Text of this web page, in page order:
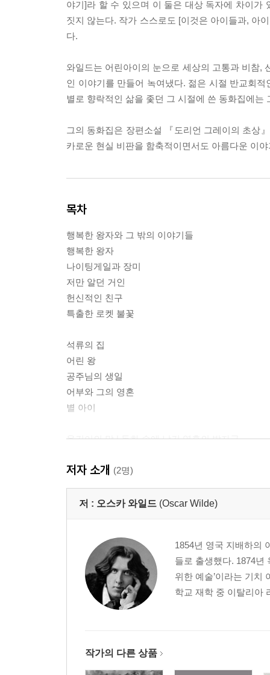
야기]라 할 수 있으며 이 둘은 대상 독자에 차이가
짓지 않는다. 작가 스스로도 [이것은 아이들과, 아
다.
와일드는 어린아이의 눈으로 세상의 고통과 비참,
인 이야기를 만들어 녹여냈다. 젊은 시절 반교회
별로 향락적인 삶을 좇던 그 시절에 쓴 동화집에는
그의 동화집은 장편소설 『도리언 그레이의 초상
카로운 현실 비판을 함축적이면서도 아름다운 이
목차
행복한 왕자와 그 밖의 이야기들
행복한 왕자
나이팅게일과 장미
저만 알던 거인
헌신적인 친구
특출한 로켓 불꽃
석류의 집
어린 왕
공주님의 생일
어부와 그의 영혼
별 아이
옮긴이의 말 | 동화 속에 남긴 영혼의 발자국
저자 소개 (2명)
저 : 오스카 와일드 (Oscar Wilde)
1854년 영국 지배하의
들로 출생했다. 1874년
위한 예술’이라는 기치
학교 재학 중 이탈리아
작가의 다른 상품